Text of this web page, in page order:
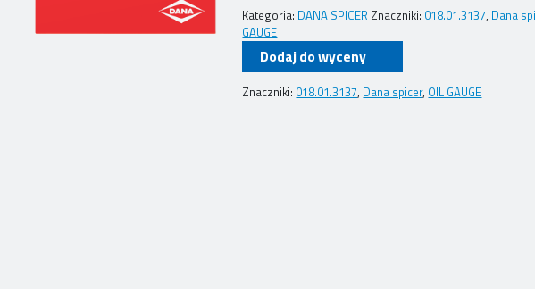
Kategoria: DANA SPICER Znaczniki: 018.01.3137, Dana
GAUGE
Dodaj do wyceny
Znaczniki: 018.01.3137, Dana spicer, OIL GAUGE